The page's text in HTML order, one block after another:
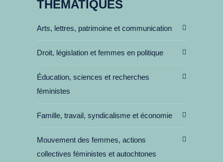
THÉMATIQUES
Arts, lettres, patrimoine et communication
Droit, législation et femmes en politique
Éducation, sciences et recherches
féministes
Famille, travail, syndicalisme et économie
Mouvement des femmes, actions
collectives féministes et autochtones